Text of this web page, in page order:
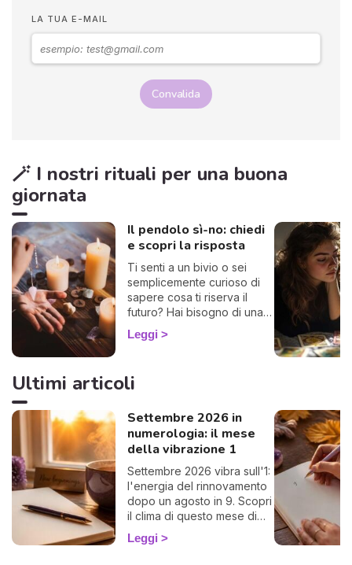
LA TUA E-MAIL
Convalida
🪄 I nostri rituali per una buona
giornata
Il pendolo sì-no: chiedi
e scopri la risposta
Ti senti a un bivio o sei
semplicemente curioso di
sapere cosa ti riserva il
futuro? Hai bisogno di una
risposta chiara? Allora sei
nel posto giusto! Ti invito a
divinatorio, che ti darà
negative. Che tu sia alle
prime armi o già un devoto,
potrebbe illuminarti in modo
Leggi
Ultimi articoli
Settembre 2026 in
numerologia: il mese
della vibrazione 1
Settembre 2026 vibra sull'1:
l'energia del rinnovamento
dopo un agosto in 9. Scopri
il clima di questo mese di
rientro e come
approfittarne. 🌱
Leggi